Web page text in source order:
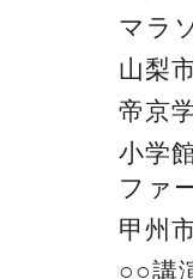
マラ
山梨
帝京
小学
ファ
甲州
○○講